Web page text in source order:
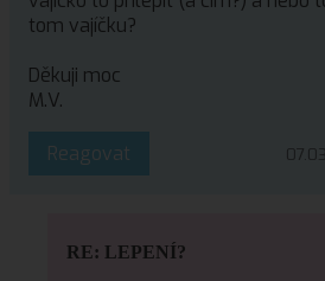
tom vajíčku?
Děkuji moc
M.V.
Reagovat
RE: LEPENÍ?